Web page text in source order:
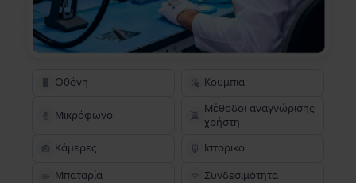
Οθόνη Κουμπιά
Μικρόφωνο
Μέθοδοι αναγνώρισης
χρήστη
Κάμερες
Ιστορικό
Μπαταρία Συνδεσιμότητα